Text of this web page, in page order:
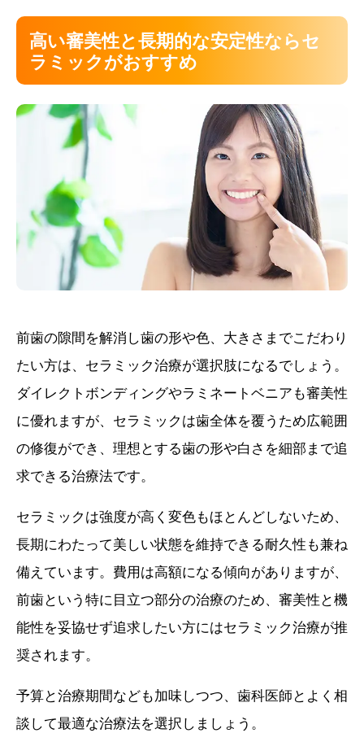
高い審美性と長期的な安定性ならセ
ラミックがおすすめ
前歯の隙間を解消し歯の形や色、大きさまでこだわり
たい方は、セラミック治療が選択肢になるでしょう。
ダイレクトボンディングやラミネートベニアも審美性
に優れますが、セラミックは歯全体を覆うため広範囲
の修復ができ、理想とする歯の形や白さを細部まで追
求できる治療法です。
セラミックは強度が高く変色もほとんどしないため、
長期にわたって美しい状態を維持できる耐久性も兼ね
備えています。費用は高額になる傾向がありますが、
前歯という特に目立つ部分の治療のため、審美性と機
能性を妥協せず追求したい方にはセラミック治療が推
奨されます。
予算と治療期間なども加味しつつ、歯科医師とよく相
談して最適な治療法を選択しましょう。